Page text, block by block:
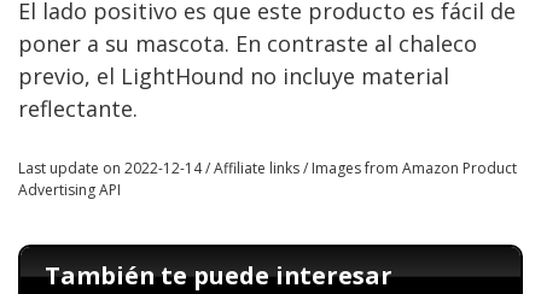
El lado positivo es que este producto es fácil de
poner a su mascota. En contraste al chaleco
previo, el LightHound no incluye material
reflectante.
Last update on 2022-12-14 / Affiliate links / Images from Amazon Product
Advertising API
También te puede interesar